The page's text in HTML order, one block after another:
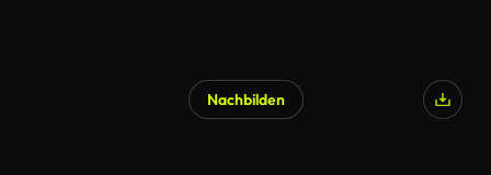
Nachbilden